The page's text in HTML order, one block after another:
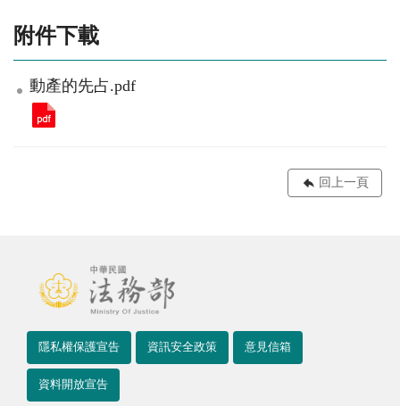
附件下載
動產的先占.pdf
回上一頁
隱私權保護宣告 資訊安全政策 意見信箱
資料開放宣告